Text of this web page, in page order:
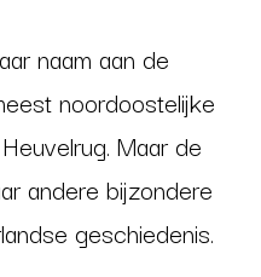
naam aan de
noordoostelijke
Maar de
andere bijzondere
geschiedenis.